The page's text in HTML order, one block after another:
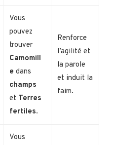
Vous
pouvez
trouver
Camomill
e dans
champs
et Terres
fertiles.
Renforce
l’agilité et
la parole
et induit la
faim.
Vous